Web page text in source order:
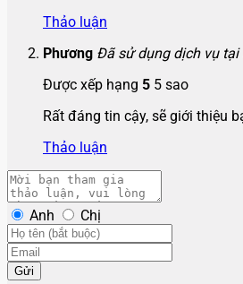
Thảo luận
Phương Đã sử dụng dịch vụ tại
Được xếp hạng 5 5 sao
Rất đáng tin cậy, sẽ giới thiệu
Thảo luận
Anh Chị
Gửi